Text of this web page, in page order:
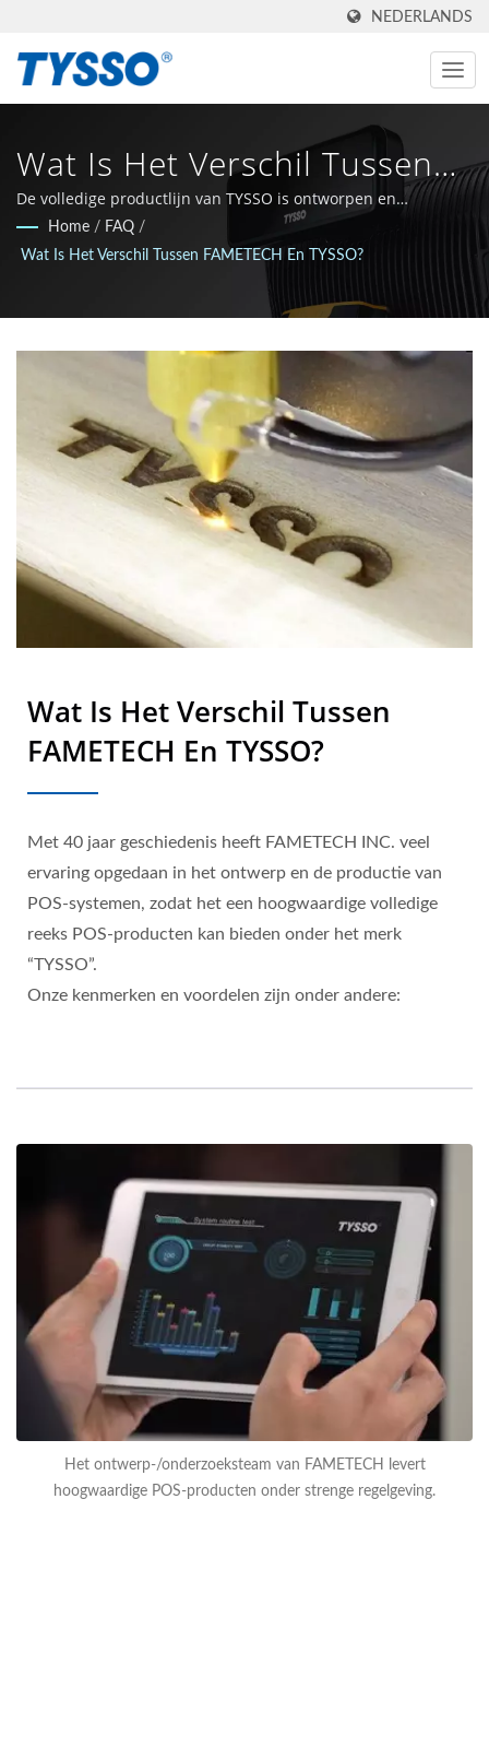
NEDERLANDS
Wat Is Het Verschil Tussen
FAMETECH En TYSSO? |
One-Stop-Shop Voor POS-
En Auto-ID-Oplossingen |
De volledige productlijn van TYSSO is ontworpen en
vervaardigd in Taiwan.
Home / FAQ /
Wat Is Het Verschil Tussen FAMETECH En TYSSO?
Wat Is Het Verschil Tussen
FAMETECH En TYSSO?
Met 40 jaar geschiedenis heeft FAMETECH INC. veel
ervaring opgedaan in het ontwerp en de productie van
POS-systemen, zodat het een hoogwaardige volledige
reeks POS-producten kan bieden onder het merk
“TYSSO”.
Onze kenmerken en voordelen zijn onder andere:
Het ontwerp-/onderzoeksteam van FAMETECH levert
hoogwaardige POS-producten onder strenge regelgeving.
Gemaakt In
Taiwan
Als een ISO 9001
gecertificeerde fabrikant is
het
ontwerp-/onderzoeksteam
van FAMETECH toegewijd
aan het leveren van
hoogwaardige producten
met strikte hoge normen.